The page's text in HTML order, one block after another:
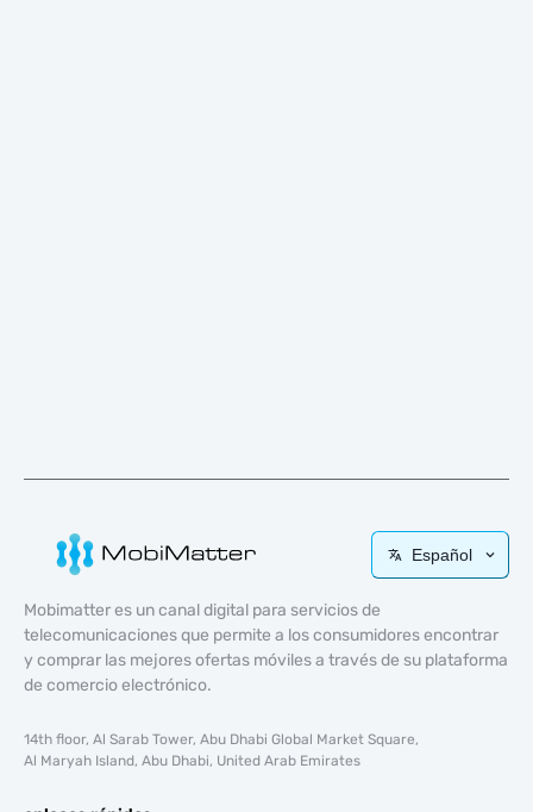
Español
Mobimatter es un canal digital para servicios de
telecomunicaciones que permite a los consumidores encontrar
y comprar las mejores ofertas móviles a través de su plataforma
de comercio electrónico.
14th floor, Al Sarab Tower, Abu Dhabi Global Market Square,
Al Maryah Island, Abu Dhabi, United Arab Emirates